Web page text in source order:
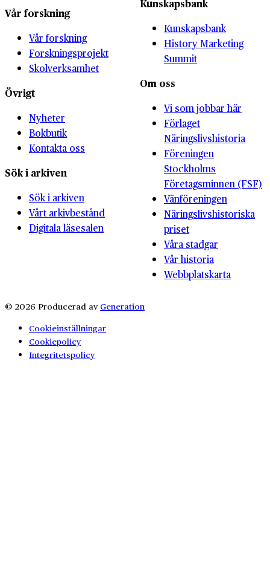
Vår forskning
Vår forskning
Forskningsprojekt
Skolverksamhet
Övrigt
Nyheter
Bokbutik
Kontakta oss
Sök i arkiven
Sök i arkiven
Vårt arkivbestånd
Digitala läsesalen
Kunskapsbank
Kunskapsbank
History Marketing
Summit
Om oss
Vi som jobbar här
Förlaget
Näringslivshistoria
Föreningen
Stockholms
Företagsminnen (FSF)
Vänföreningen
Näringslivshistoriska
priset
Våra stadgar
Vår historia
Webbplatskarta
© 2026 Producerad av Generation
Cookieinställningar
Cookiepolicy
Integritetspolicy